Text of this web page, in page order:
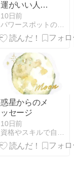
運がいい人に
共通する考え
方と今日から
始められる習
10日前
惑星からのメ
ッセージ
10日前